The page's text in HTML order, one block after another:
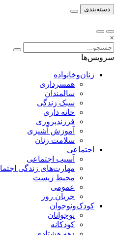
دسته‌بندی
×
سرویس‌ها
زنان‌وخانواده
همسرداری
سالمندان
سبک زندگی
خانه داری
فرزندپروری
آموزش آشپزی
سلامت زنان
اجتماعی
آسیب اجتماعی
مهارت‌های زندگی
محیط زیست
عمومی
جریان روز
کودک‌ونوجوان
نوجوانان
کودکانه